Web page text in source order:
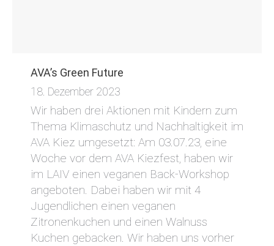
AVA’s Green Future
18. Dezember 2023
Wir haben drei Aktionen mit Kindern zum
Thema Klimaschutz und Nachhaltigkeit im
AVA Kiez umgesetzt: Am 03.07.23, eine
Woche vor dem AVA Kiezfest, haben wir
im LAIV einen veganen Back-Workshop
angeboten. Dabei haben wir mit 4
Jugendlichen einen veganen
Zitronenkuchen und einen Walnuss
Kuchen gebacken. Wir haben uns vorher